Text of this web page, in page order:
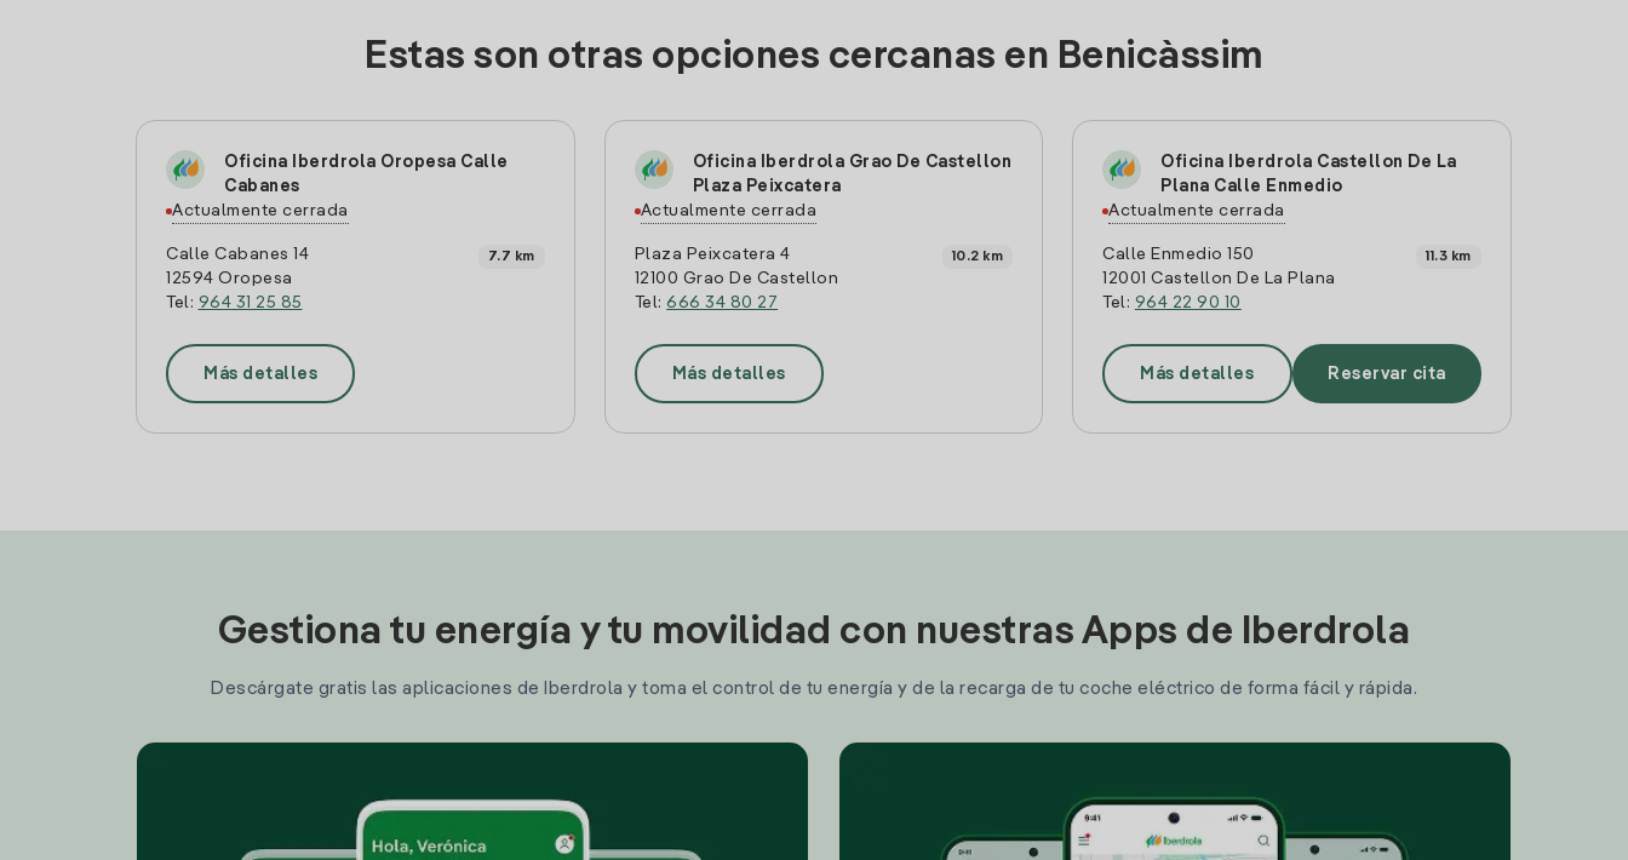
Estas son otras opciones cercanas en Benicàssim
Oficina Iberdrola Oropesa Calle
Cabanes
Actualmente cerrada
Calle Cabanes 14
12594 Oropesa
Tel: 964 31 25 85
7.7 km
Más detalles
Oficina Iberdrola Grao De Castellon
Plaza Peixcatera
Actualmente cerrada
Plaza Peixcatera 4
12100 Grao De Castellon
Tel:666 34 80 27
10.2 km
Más detalles
Oficina Iberdrola Castellon De La
Plana Calle Enmedio
Actualmente cerrada
Calle Enmedio 150
12001 Castellon De La Plana
Tel: 964 22 90 10
11.3 km
Más detalles Reservar cita
Gestiona tu energía y tu movilidad con nuestras Apps de Iberdrola
Descárgate gratis las aplicaciones de Iberdrola y toma el control de tu energía y de la recarga de tu coche eléctrico de forma fácil y rápida.